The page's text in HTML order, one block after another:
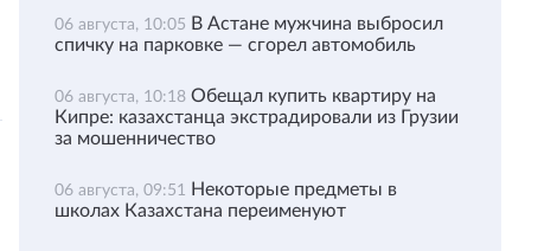
06 августа, 10:05 В Астане мужчина выбросил
спичку на парковке — сгорел автомобиль
06 августа, 10:18 Обещал купить квартиру на
Кипре: казахстанца экстрадировали из Грузии
за мошенничество
06 августа, 09:51 Некоторые предметы в
школах Казахстана переименуют